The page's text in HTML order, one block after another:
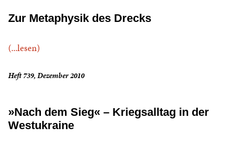
Zur Metaphysik des Drecks
(...lesen)
Heft 739, Dezember 2010
»Nach dem Sieg« – Kriegsalltag in der
Westukraine